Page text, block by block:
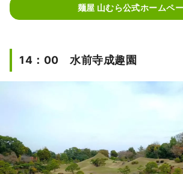
麺屋 山むら公式ホームペ
14：00 水前寺成趣園